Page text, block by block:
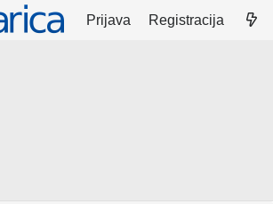
Prijava Registracija